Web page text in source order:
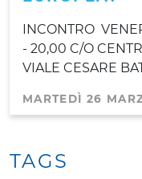
INCONTRO
- 20,00 C/O
VIALE CESARE
MARTEDÌ 26
TAGS